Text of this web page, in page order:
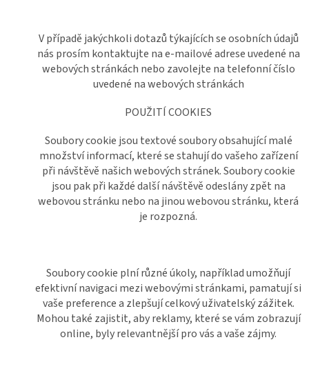
V případě jakýchkoli dotazů týkajících se osobních údajů
nás prosím kontaktujte na e-mailové adrese uvedené na
webových stránkách nebo zavolejte na telefonní číslo
uvedené na webových stránkách
POUŽITÍ COOKIES
Soubory cookie jsou textové soubory obsahující malé
množství informací, které se stahují do vašeho zařízení
při návštěvě našich webových stránek. Soubory cookie
jsou pak při každé další návštěvě odeslány zpět na
webovou stránku nebo na jinou webovou stránku, která
je rozpozná.
Soubory cookie plní různé úkoly, například umožňují
efektivní navigaci mezi webovými stránkami, pamatují si
vaše preference a zlepšují celkový uživatelský zážitek.
Mohou také zajistit, aby reklamy, které se vám zobrazují
online, byly relevantnější pro vás a vaše zájmy.